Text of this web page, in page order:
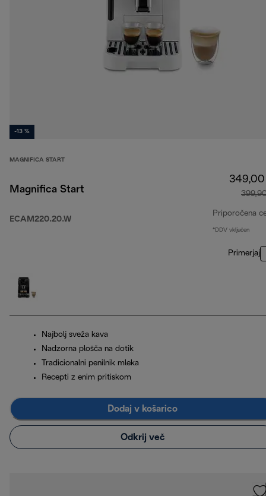
-13 %
MAGNIFICA START
Magnifica Start
ECAM220.20.W
Priporočena
*DDV vključen
Primerjaj
Najbolj sveža kava
Nadzorna plošča na dotik
Tradicionalni penilnik mleka
Recepti z enim pritiskom
Dodaj v košarico
Odkrij več